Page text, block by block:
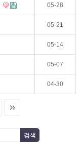
05-28
05-21
05-14
05-07
04-30